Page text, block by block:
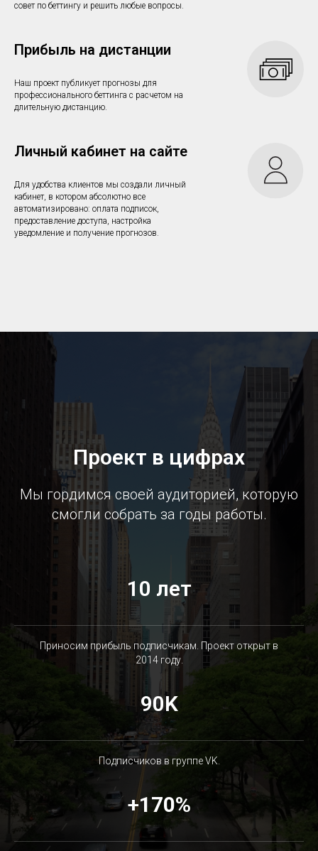
совет по беттингу и решить любые вопросы.
Прибыль на дистанции
Наш проект публикует прогнозы для
профессионального беттинга с расчетом на
длительную дистанцию.
Личный кабинет на сайте
Для удобства клиентов мы создали личный
кабинет, в котором абсолютно все
автоматизировано: оплата подписок,
предоставление доступа, настройка
уведомление и получение прогнозов.
Проект в цифрах
Мы гордимся своей аудиторией, которую
смогли собрать за годы работы.
10 лет
Приносим прибыль подписчикам. Проект открыт в
2014 году.
90K
Подписчиков в группе VK.
+170%